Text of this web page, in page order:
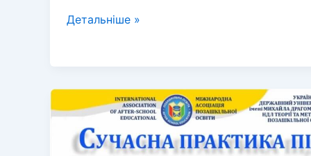
Секційне
і
методики
позашкільної
освіти
Детальніше »